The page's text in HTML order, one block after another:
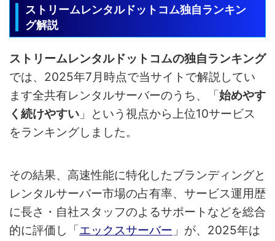
ストリームレンタルドットコム独自ランキン
グ解説
ストリームレンタルドットコムの独自ランキング
では、2025年7月時点で当サイトで解説してい
ます全共有レンタルサーバーのうち、「始めやす
く続けやすい 」という視点から上位10サービス
をランキングしました。
その結果、高速性能に特化したブランディングと
レンタルサーバー市場の占有率、サービス運用歴
に長さ・自社スタッフのよるサポートなどを総合
的に評価し「エックスサーバー 」が、2025年は